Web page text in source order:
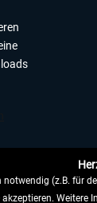
(z.B. für